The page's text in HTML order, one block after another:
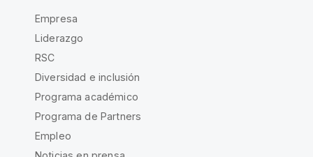
Empresa
Liderazgo
RSC
Diversidad e inclusión
Programa académico
Programa de Partners
Empleo